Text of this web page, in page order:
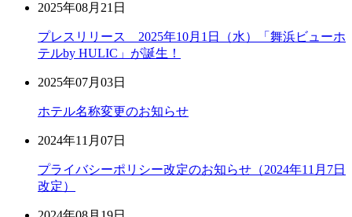
2025年08月21日
プレスリリース 2025年10月1日（水）「舞浜ビューホ
テルby HULIC」が誕生！
2025年07月03日
ホテル名称変更のお知らせ
2024年11月07日
プライバシーポリシー改定のお知らせ（2024年11月7日
改定）